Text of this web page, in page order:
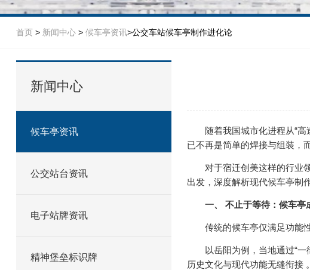
首页> 新闻中心> 候车亭资讯>公交车站候车亭制作进化论
新闻中心
候车亭资讯
公交站台资讯
电子站牌资讯
精神堡垒标识牌
随着我国城市化进程从“高速
已不再是简单的焊接与组装，
对于宿迁创美这样的行业领
出发，深度解析现代候车亭制
一、 不止于等待：候车亭
传统的候车亭仅满足功能性
以岳阳为例，当地通过“一街
历史文化与现代功能无缝衔接